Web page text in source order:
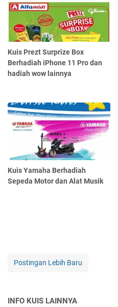
Kuis Prezt Surprize Box
Berhadiah iPhone 11 Pro dan
hadiah wow lainnya
Kuis Yamaha Berhadiah
Sepeda Motor dan Alat Musik
Postingan Lebih Baru
INFO KUIS LAINNYA